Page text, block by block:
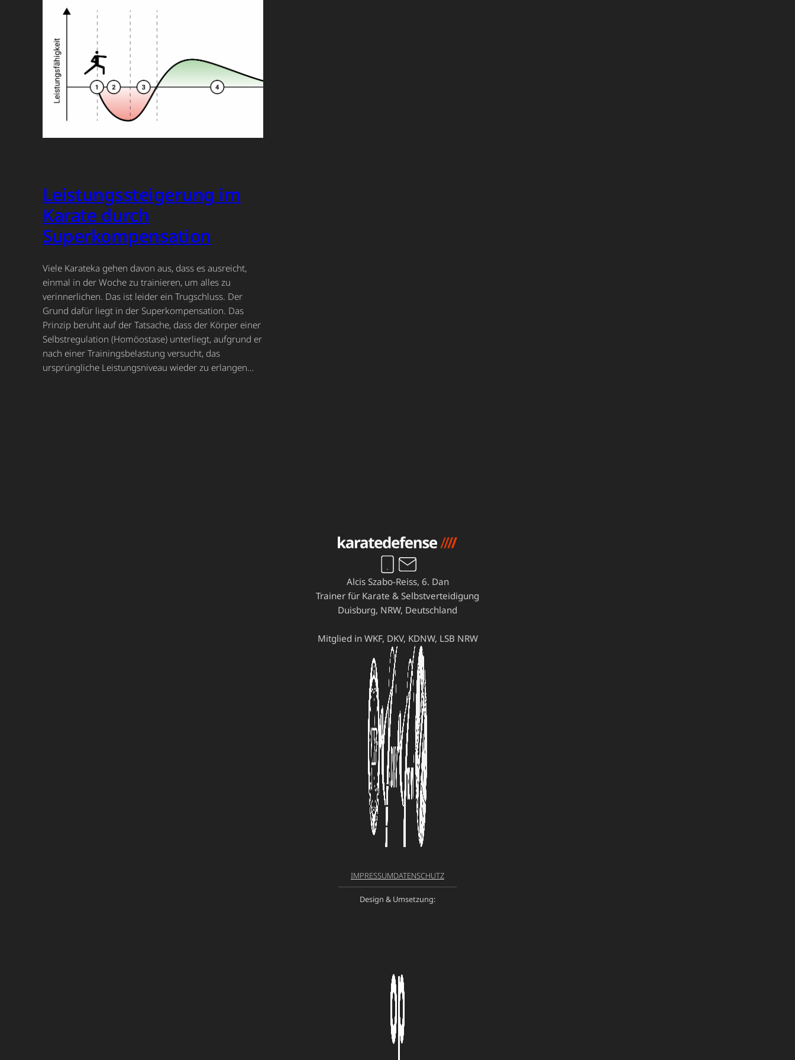
Leistungssteigerung im
Karate durch
Superkompensation
Viele Karateka gehen davon aus, dass es ausreicht,
einmal in der Woche zu trainieren, um alles zu
verinnerlichen. Das ist leider ein Trugschluss. Der
Grund dafür liegt in der Superkompensation. Das
Prinzip beruht auf der Tatsache, dass der Körper einer
Selbstregulation (Homöostase) unterliegt, aufgrund er
nach einer Trainingsbelastung versucht, das
ursprüngliche Leistungsniveau wieder zu erlangen…
Alcis Szabo-Reiss, 6. Dan
Trainer für Karate & Selbstverteidigung
Duisburg, NRW, Deutschland
Mitglied in WKF, DKV, KDNW, LSB NRW
IMPRESSUMDATENSCHUTZ
Design & Umsetzung: